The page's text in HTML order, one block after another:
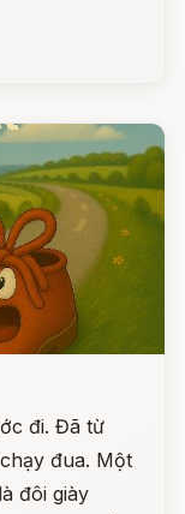
đi. Đã từ
đua. Một
đôi giày